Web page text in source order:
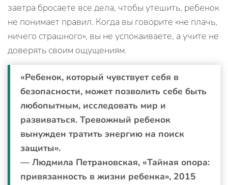
завтра бросаете все дела, чтобы утешить, ребенок
не понимает правил. Когда вы говорите «не плачь,
ничего страшного», вы не успокаиваете, а учите не
доверять своим ощущениям.
«Ребенок, который чувствует себя в
безопасности, может позволить себе быть
любопытным, исследовать мир и
развиваться. Тревожный ребенок
вынужден тратить энергию на поиск
защиты».
— Людмила Петрановская, «Тайная опора:
привязанность в жизни ребенка», 2015